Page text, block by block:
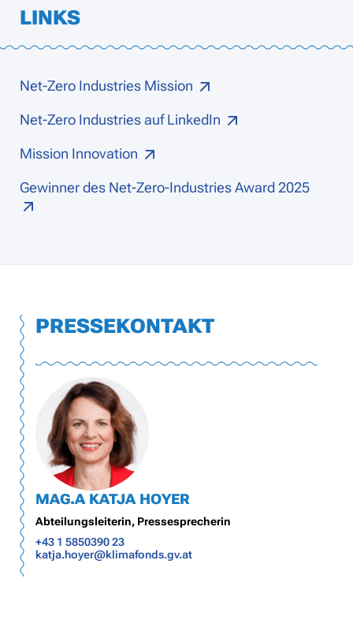
LINKS
Net-Zero Industries Mission
Net-Zero Industries auf LinkedIn
Mission Innovation
Gewinner des Net-Zero-Industries Award 2025
PRESSEKONTAKT
MAG.A KATJA HOYER
Abteilungsleiterin, Pressesprecherin
+43 1 5850390 23
katja.hoyer@klimafonds.gv.at